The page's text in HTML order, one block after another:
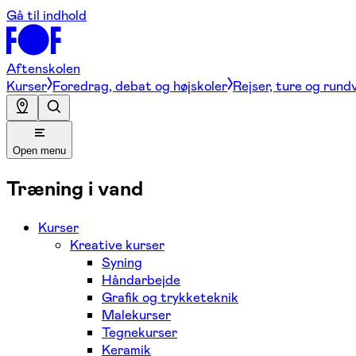
Gå til indhold
Aftenskolen
Kurser Foredrag, debat og højskoler Rejser, ture og
Open menu
Træning i vand
Kurser
Kreative kurser
Syning
Håndarbejde
Grafik og trykketeknik
Malekurser
Tegnekurser
Keramik